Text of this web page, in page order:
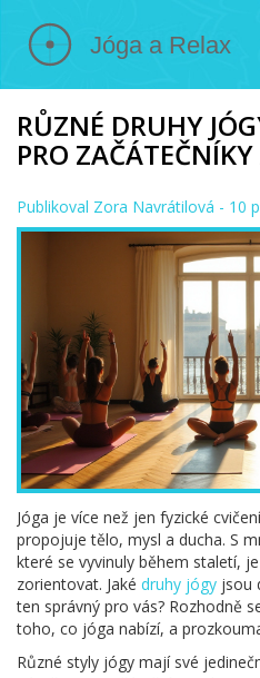
RŮZNÉ DRUHY
PRO
Publikoval Zora Navrátilová - 10
Jóga je více než jen fyzické
propojuje tělo, mysl a ducha. S
které se vyvinuly během staletí,
zorientovat. Jaké druhy jógy jsou
ten správný pro vás? Rozhodně
toho, co jóga nabízí, a
Různé styly jógy mají své